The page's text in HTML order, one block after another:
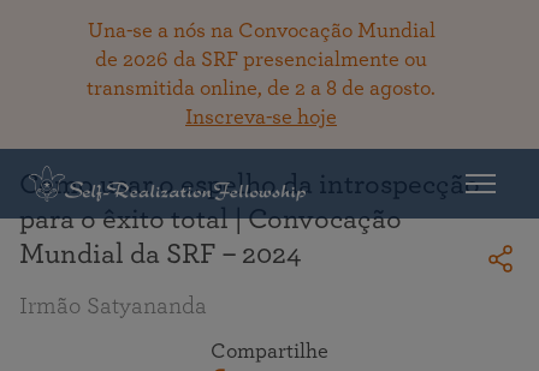
Una-se a nós na Convocação Mundial
de 2026 da SRF presencialmente ou
transmitida online, de 2 a 8 de agosto.
Inscreva-se hoje
Voltar ao acervo
Como usar o espelho da introspecção
para o êxito total | Convocação
Mundial da SRF – 2024
Irmão Satyananda
Compartilhe